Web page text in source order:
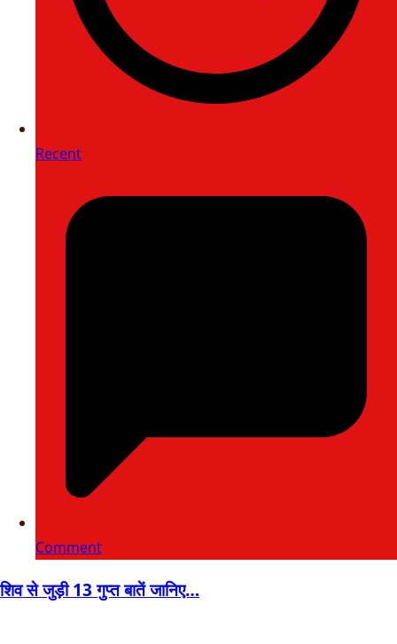
Recent
Comment
शिव से जुड़ी 13 गुप्त बातें जानिए…